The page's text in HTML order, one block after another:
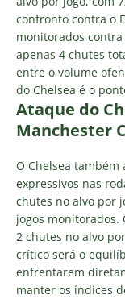
confronto contra o
monitorados
apenas 4 chutes
entre o volume
do Chelsea é o
Ataque do
Manchester
O Chelsea
expressivos nas
chutes no alvo por
jogos monitorados.
2 chutes no alvo
crítico será o
enfrentarem
manter os índices